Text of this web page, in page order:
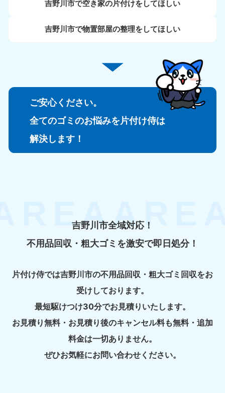
吉野川市で空き家の片付けをしてほしい
吉野川市で物置部屋の整理をしてほしい
ご安心ください。
全てのゴミのお悩みを片付け侍は
解決します！
吉野川市全域対応！
不用品回収・粗大ゴミを激安で即日処分！
片付け侍では吉野川市の不用品回収・粗大ゴミ回収をお
受けしております。
最短駆けつけ30分でお見積りいたします。
お見積り無料・お見積り後のキャンセル料も無料・追加
料金は一切ありません。
ぜひお気軽にお問い合わせください。